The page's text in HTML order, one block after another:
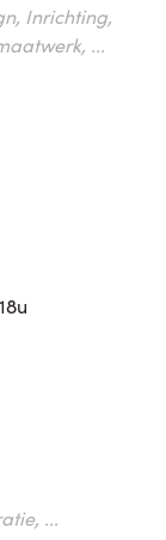
Inrichting,
...
...